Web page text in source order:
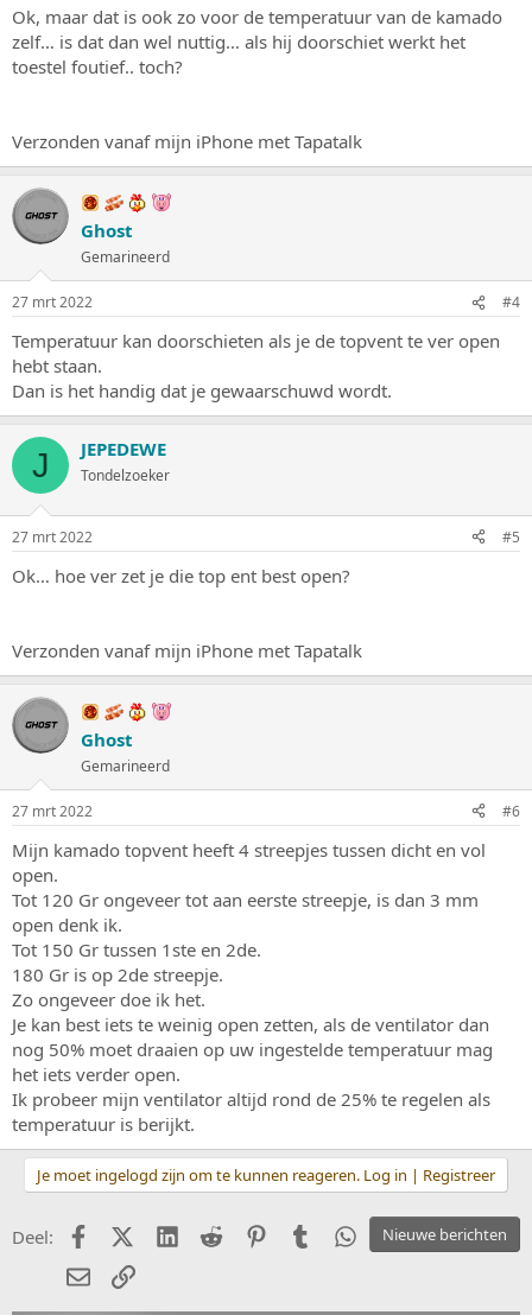
Ok, maar dat is ook zo voor de temperatuur van de kamado
zelf… is dat dan wel nuttig… als hij doorschiet werkt het
toestel foutief.. toch?
Verzonden vanaf mijn iPhone met Tapatalk
Ghost
Gemarineerd
27 mrt 2022 #4
Temperatuur kan doorschieten als je de topvent te ver open
hebt staan.
Dan is het handig dat je gewaarschuwd wordt.
J JEPEDEWE
Tondelzoeker
27 mrt 2022 #5
Ok… hoe ver zet je die top ent best open?
Verzonden vanaf mijn iPhone met Tapatalk
Ghost
Gemarineerd
27 mrt 2022 #6
Mijn kamado topvent heeft 4 streepjes tussen dicht en vol
open.
Tot 120 Gr ongeveer tot aan eerste streepje, is dan 3 mm
open denk ik.
Tot 150 Gr tussen 1ste en 2de.
180 Gr is op 2de streepje.
Zo ongeveer doe ik het.
Je kan best iets te weinig open zetten, als de ventilator dan
nog 50% moet draaien op uw ingestelde temperatuur mag
het iets verder open.
Ik probeer mijn ventilator altijd rond de 25% te regelen als
temperatuur is berijkt.
Je moet ingelogd zijn om te kunnen reageren. Log in | Registreer
Nieuwe berichten
Deel: FacebookX (Twitter)
LinkedIn
Reddit PinterestTumblrWhatsApp
E-mailkoppeling